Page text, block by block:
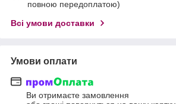
повною передоплатою)
Всі умови доставки
Умови оплати
Ви отримаєте замовлення